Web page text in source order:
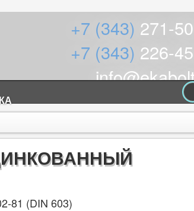
+7 (343) 271-
+7 (343) 226-
81 (DIN 603)